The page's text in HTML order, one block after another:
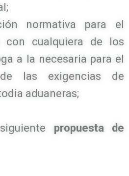
normativa para el
con cualquiera de los
a la necesaria para el
las exigencias de
aduaneras;
propuesta de